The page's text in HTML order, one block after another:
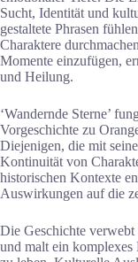
Sucht, Identität und
gestaltete Phrasen
Charaktere
Momente einzufügen,
und Heilung.
‘Wandernde Sterne’
Vorgeschichte zu
Diejenigen, die mit
Kontinuität von
historischen Kontexte
Auswirkungen auf die
Die Geschichte
und malt ein